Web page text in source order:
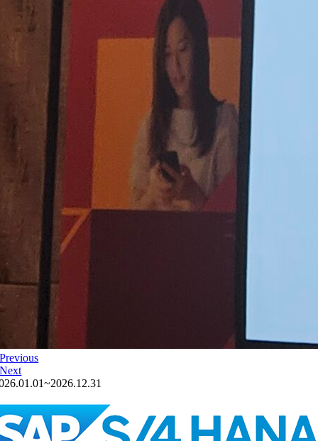
Previous
Next